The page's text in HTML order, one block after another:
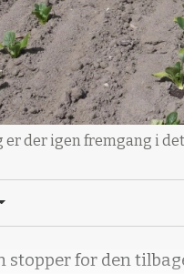
der igen fremgang i
stopper for den